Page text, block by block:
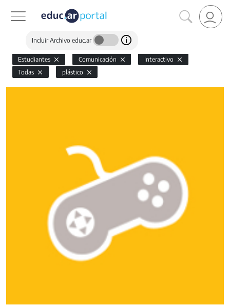
Incluir Archivo educ.ar
Estudiantes Comunicación
Interactivo
Todas
plástico